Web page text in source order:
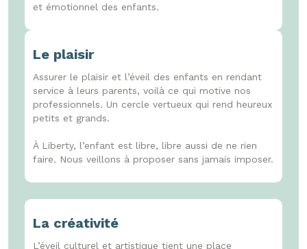
et émotionnel des enfants.
Le plaisir
Assurer le plaisir et l’éveil des enfants en rendant
service à leurs parents, voilà ce qui motive nos
professionnels. Un cercle vertueux qui rend heureux
petits et grands.
À Liberty, l’enfant est libre, libre aussi de ne rien
faire. Nous veillons à proposer sans jamais imposer.
La créativité
L’éveil culturel et artistique tient une place